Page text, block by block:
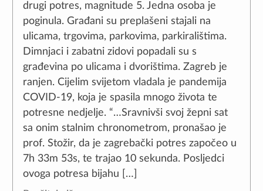
drugi potres, magnitude 5. Jedna osoba je
poginula. Građani su preplašeni stajali na
ulicama, trgovima, parkovima, parkiralištima.
Dimnjaci i zabatni zidovi popadali su s
građevina po ulicama i dvorištima. Zagreb je
ranjen. Cijelim svijetom vladala je pandemija
COVID-19, koja je spasila mnogo života te
potresne nedjelje. “…Sravnivši svoj žepni sat
sa onim stalnim chronometrom, pronašao je
prof. Stožir, da je zagrebački potres započeo u
7h 33m 53s, te trajao 10 sekunda. Posljedci
ovoga potresa bijahu […]
Prihvati Odbij Saznaj više